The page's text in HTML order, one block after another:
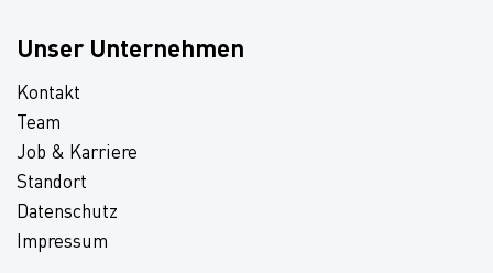
Unser Unternehmen
Kontakt
Team
Job & Karriere
Standort
Datenschutz
Impressum